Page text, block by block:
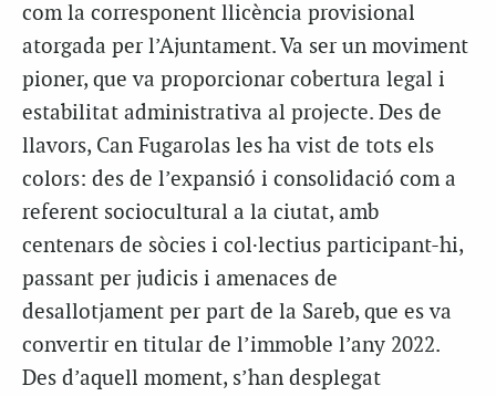
com la corresponent llicència provisional
atorgada per l’Ajuntament. Va ser un moviment
pioner, que va proporcionar cobertura legal i
estabilitat administrativa al projecte. Des de
llavors, Can Fugarolas les ha vist de tots els
colors: des de l’expansió i consolidació com a
referent sociocultural a la ciutat, amb
centenars de sòcies i col·lectius participant-hi,
passant per judicis i amenaces de
desallotjament per part de la Sareb, que es va
convertir en titular de l’immoble l’any 2022.
Des d’aquell moment, s’han desplegat